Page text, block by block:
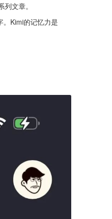
文章。
Kimi的记忆力是